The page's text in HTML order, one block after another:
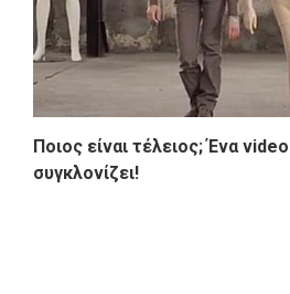
Ποιος είναι τέλειος; Ένα
συγκλονίζει!